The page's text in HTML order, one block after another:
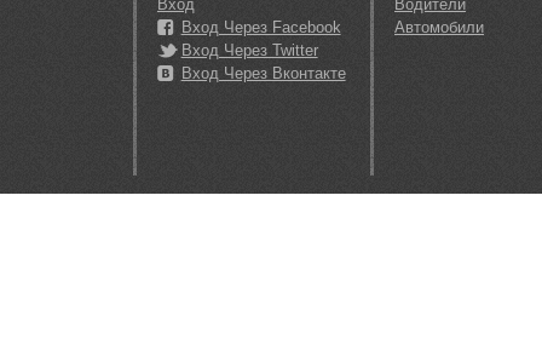
Вход
Вход Через Facebook
Вход Через Twitter
Вход Через Вконтакте
Водители
Автомобили